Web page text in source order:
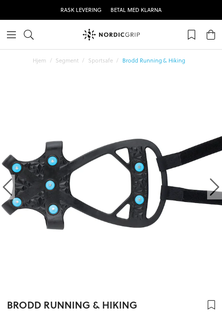
RASK LEVERING BETAL MED KLARNA
Hjem Segment Sportsafe Brodd Running & Hiking
BRODD RUNNING & HIKING